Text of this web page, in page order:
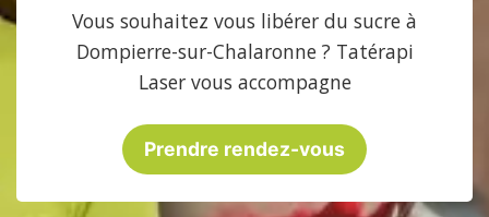
Vous souhaitez vous libérer du sucre à
Dompierre-sur-Chalaronne ? Tatérapi
Laser vous accompagne
Prendre rendez-vous